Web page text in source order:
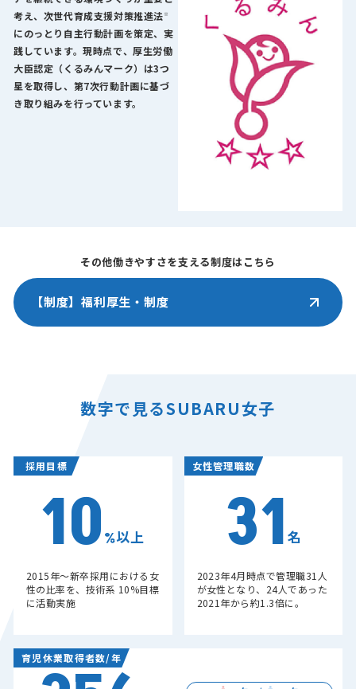
考え、次世代育成支援対策推進法 ※
にのっとり自主行動計画を策定、実
践しています。現時点で、厚生労働
大臣認定（くるみんマーク）は3つ
星を取得し、第7次行動計画に基づ
き取り組みを行っています。
その他働きやすさを支える制度はこちら
【制度】福利厚生・制度
数字で見るSUBARU女子
採用目標
10 %以上
2015年〜新卒採用における女
性の比率を、技術系 10%目標
に活動実施
女性管理職数
31 名
2023年4月時点で管理職31人
が女性となり、24人であった
2021年から約1.3倍に。
育児休業取得者数/年